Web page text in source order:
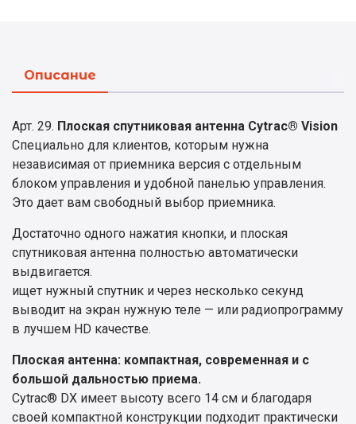
Описание
Арт. 29. Плоская спутниковая антенна Cytrac® Vision
Специально для клиентов, которым нужна
независимая от приемника версия с отдельным
блоком управления и удобной панелью управления.
Это дает вам свободный выбор приемника.
Достаточно одного нажатия кнопки, и плоская
спутниковая антенна полностью автоматически
выдвигается.
ищет нужный спутник и через несколько секунд
выводит на экран нужную теле — или радиопрограмму
в лучшем HD качестве.
Плоская антенна: компактная, современная и с
большой дальностью приема.
Cytrac® DX имеет высоту всего 14 см и благодаря
своей компактной конструкции подходит практически